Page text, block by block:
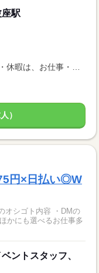
駅
ーーーーーーーーーーーーー ◇休日・休暇は、お仕事・勤務場所により異なります！ ◇あなたの働きたいときに勤務が可能♪ 主婦(夫)さんやフリーターさんなど、 休み希望などもお気軽にお伝えくださいね。
）
円×日払い◎W
オシゴト内容 ・DMの
かにも選べるお仕事多
ントスタッフ、